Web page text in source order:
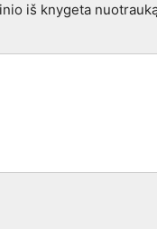
iš knygeta